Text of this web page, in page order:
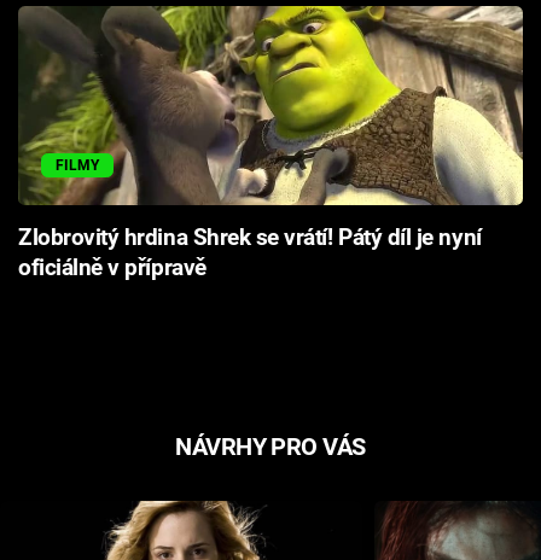
FILMY
Zlobrovitý hrdina Shrek se vrátí! Pátý díl je nyní
oficiálně v přípravě
NÁVRHY PRO VÁS